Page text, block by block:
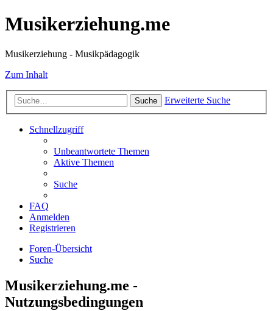
Musikerziehung.me
Musikerziehung - Musikpädagogik
Zum Inhalt
Suche Erweiterte Suche
Schnellzugriff
Unbeantwortete Themen
Aktive Themen
Suche
FAQ
Anmelden
Registrieren
Foren-Übersicht
Suche
Musikerziehung.me -
Nutzungsbedingungen